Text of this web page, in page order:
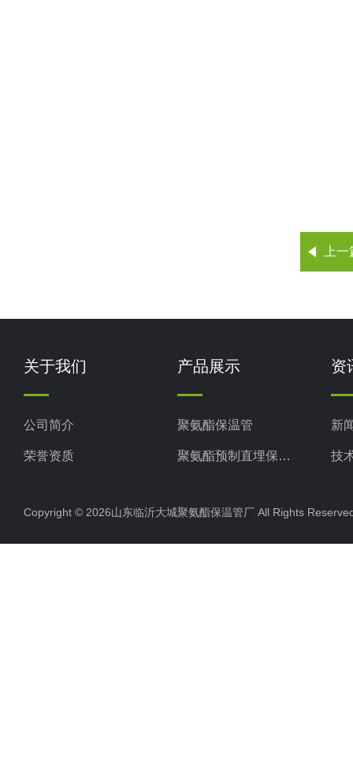
上
关于我们
公司简介
荣誉资质
产品展示
聚氨酯保温管
聚氨酯预制直埋保温管
聚氨酯发泡保温管
资
新
技
Copyright © 2026山东临沂大城聚氨酯保温管厂 All Rights